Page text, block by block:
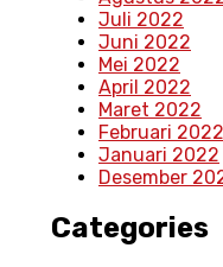
Juli 2022
Juni 2022
Mei 2022
April 2022
Maret 2022
Februari 2022
Januari 2022
Desember
Categories